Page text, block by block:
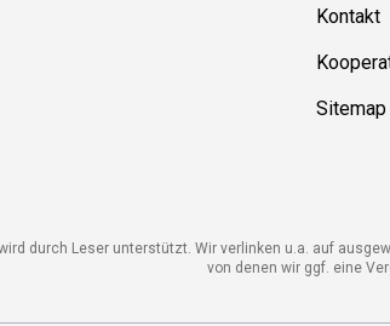
Kontakt
Sitemap
durch Leser unterstützt. Wir verlinken u.a. auf
von denen wir ggf. eine